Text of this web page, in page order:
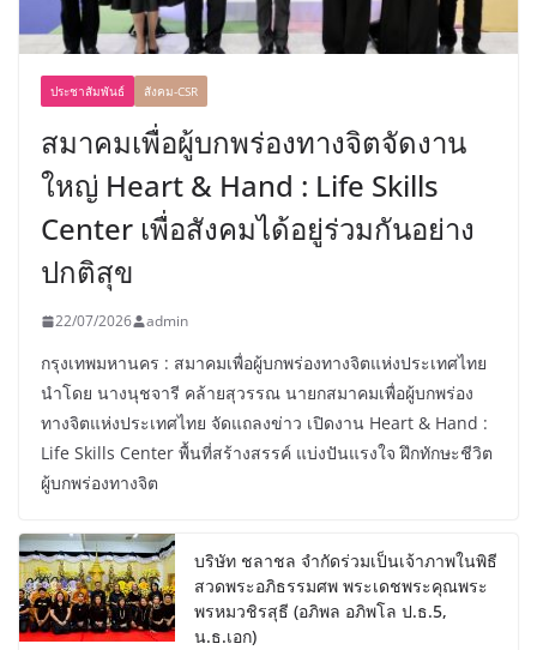
ประชาสัมพันธ์ สังคม-CSR
สมาคมเพื่อผู้บกพร่องทางจิตจัดงาน
ใหญ่ Heart & Hand : Life Skills
Center เพื่อสังคมได้อยู่ร่วมกันอย่าง
ปกติสุข
22/07/2026 admin
กรุงเทพมหานคร : สมาคมเพื่อผู้บกพร่องทางจิตแห่งประเทศไทย
นำโดย นางนุชจารี คล้ายสุวรรณ นายกสมาคมเพื่อผู้บกพร่อง
ทางจิตแห่งประเทศไทย จัดแถลงข่าว เปิดงาน Heart & Hand :
Life Skills Center พื้นที่สร้างสรรค์ แบ่งปันแรงใจ ฝึกทักษะชีวิต
ผู้บกพร่องทางจิต
บริษัท ชลาชล จำกัดร่วมเป็นเจ้าภาพในพิธี
สวดพระอภิธรรมศพ พระเดชพระคุณพระ
พรหมวชิรสุธี (อภิพล อภิพโล ป.ธ.5,
น.ธ.เอก)